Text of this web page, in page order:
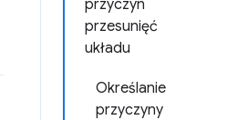
przyczyn
przesunięć
układu
Określanie
przyczyny